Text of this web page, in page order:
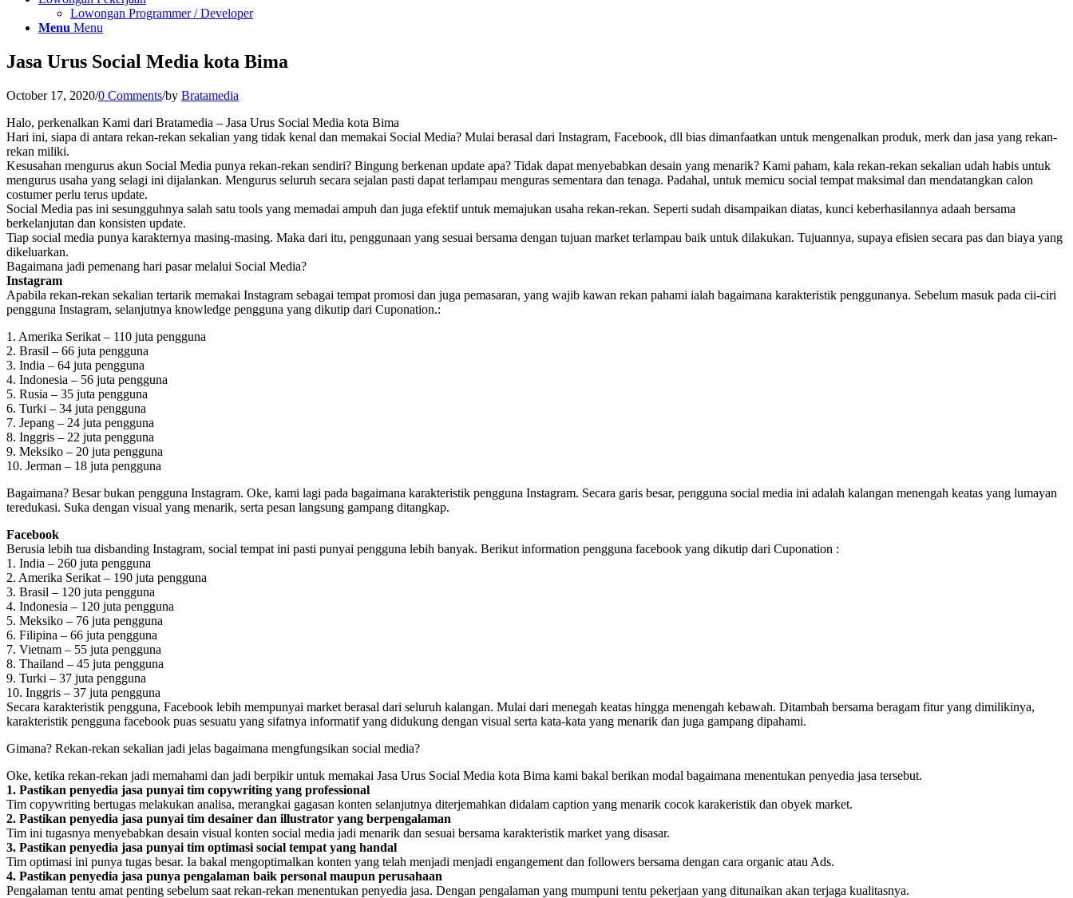
Lowongan Programmer / Developer
Menu Menu
Jasa Urus Social Media kota Bima
October 17, 2020/0 Comments/by Bratamedia
Halo, perkenalkan Kami dari Bratamedia – Jasa Urus Social Media kota Bima
Hari ini, siapa di antara rekan-rekan sekalian yang tidak kenal dan memakai Social Media? Mulai berasal dari Instagram, Facebook, dll bias dimanfaatkan untuk mengenalkan produk, merk dan jasa yang rekan-
rekan miliki.
Kesusahan mengurus akun Social Media punya rekan-rekan sendiri? Bingung berkenan update apa? Tidak dapat menyebabkan desain yang menarik? Kami paham, kala rekan-rekan sekalian udah habis untuk
mengurus usaha yang selagi ini dijalankan. Mengurus seluruh secara sejalan pasti dapat terlampau menguras sementara dan tenaga. Padahal, untuk memicu social tempat maksimal dan mendatangkan calon
costumer perlu terus update.
Social Media pas ini sesungguhnya salah satu tools yang memadai ampuh dan juga efektif untuk memajukan usaha rekan-rekan. Seperti sudah disampaikan diatas, kunci keberhasilannya adaah bersama
berkelanjutan dan konsisten update.
Tiap social media punya karakternya masing-masing. Maka dari itu, penggunaan yang sesuai bersama dengan tujuan market terlampau baik untuk dilakukan. Tujuannya, supaya efisien secara pas dan biaya yang
dikeluarkan.
Bagaimana jadi pemenang hari pasar melalui Social Media?
Instagram
Apabila rekan-rekan sekalian tertarik memakai Instagram sebagai tempat promosi dan juga pemasaran, yang wajib kawan rekan pahami ialah bagaimana karakteristik penggunanya. Sebelum masuk pada cii-ciri
pengguna Instagram, selanjutnya knowledge pengguna yang dikutip dari Cuponation.:
1. Amerika Serikat – 110 juta pengguna
2. Brasil – 66 juta pengguna
3. India – 64 juta pengguna
4. Indonesia – 56 juta pengguna
5. Rusia – 35 juta pengguna
6. Turki – 34 juta pengguna
7. Jepang – 24 juta pengguna
8. Inggris – 22 juta pengguna
9. Meksiko – 20 juta pengguna
10. Jerman – 18 juta pengguna
Bagaimana? Besar bukan pengguna Instagram. Oke, kami lagi pada bagaimana karakteristik pengguna Instagram. Secara garis besar, pengguna social media ini adalah kalangan menengah keatas yang lumayan
teredukasi. Suka dengan visual yang menarik, serta pesan langsung gampang ditangkap.
Facebook
Berusia lebih tua disbanding Instagram, social tempat ini pasti punyai pengguna lebih banyak. Berikut information pengguna facebook yang dikutip dari Cuponation :
1. India – 260 juta pengguna
2. Amerika Serikat – 190 juta pengguna
3. Brasil – 120 juta pengguna
4. Indonesia – 120 juta pengguna
5. Meksiko – 76 juta pengguna
6. Filipina – 66 juta pengguna
7. Vietnam – 55 juta pengguna
8. Thailand – 45 juta pengguna
9. Turki – 37 juta pengguna
10. Inggris – 37 juta pengguna
Secara karakteristik pengguna, Facebook lebih mempunyai market berasal dari seluruh kalangan. Mulai dari menegah keatas hingga menengah kebawah. Ditambah bersama beragam fitur yang dimilikinya,
karakteristik pengguna facebook puas sesuatu yang sifatnya informatif yang didukung dengan visual serta kata-kata yang menarik dan juga gampang dipahami.
Gimana? Rekan-rekan sekalian jadi jelas bagaimana mengfungsikan social media?
Oke, ketika rekan-rekan jadi memahami dan jadi berpikir untuk memakai Jasa Urus Social Media kota Bima kami bakal berikan modal bagaimana menentukan penyedia jasa tersebut.
1. Pastikan penyedia jasa punyai tim copywriting yang professional
Tim copywriting bertugas melakukan analisa, merangkai gagasan konten selanjutnya diterjemahkan didalam caption yang menarik cocok karakeristik dan obyek market.
2. Pastikan penyedia jasa punyai tim desainer dan illustrator yang berpengalaman
Tim ini tugasnya menyebabkan desain visual konten social media jadi menarik dan sesuai bersama karakteristik market yang disasar.
3. Pastikan penyedia jasa punyai tim optimasi social tempat yang handal
Tim optimasi ini punya tugas besar. Ia bakal mengoptimalkan konten yang telah menjadi menjadi engangement dan followers bersama dengan cara organic atau Ads.
4. Pastikan penyedia jasa punya pengalaman baik personal maupun perusahaan
Pengalaman tentu amat penting sebelum saat rekan-rekan menentukan penyedia jasa. Dengan pengalaman yang mumpuni tentu pekerjaan yang ditunaikan akan terjaga kualitasnya.